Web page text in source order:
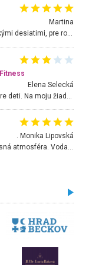
Martina
Nádherné miesto ktoré odporúčam navštíviť všetkými desiatimi, pre rodiny s deťmi, dôchodcom... Proste a jednoducho ozaj rozprávkový les.. určite ešte prídeme. Odniesli sme si na pamiatku krásne tričká,
Elena Selecká
. Monika Lipovská
Úžasné prostredie, napriek tomu, že je malé. Úžasná atmosféra. Voda fantastická a nádherná. Ľudí je pomerne veľa, ale su mili a ohľaduplní. Je veľmi zaujímavé sledovať, ako dokážu spolu športovať cudzí ľudia a bez ohľadu na vek. Vládne tu pohoda. Vnuka neviem dostať z vody. Ďakujem za krásny deň . Urcite sa sem vrátim. Jediný problém je s parkovaním, ale aj ten sa mi podarilo vyriešiť. Monika Bratislava